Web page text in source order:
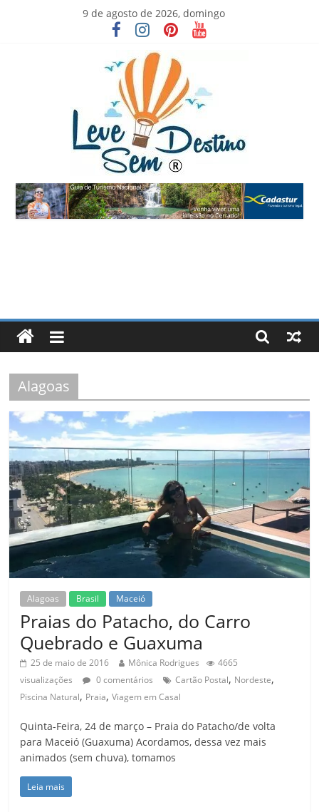
9 de agosto de 2026, domingo
Leve
Leve,
Seja
Alagoas
Alagoas Brasil Maceió
Praias do Patacho, do Carro
Quebrado e Guaxuma
25 de maio de 2016 Mônica Rodrigues
4665
visualizações
0 comentários Cartão Postal, Nordeste,
Piscina Natural, Praia,Viagem em Casal
Quinta-Feira, 24 de março – Praia do Patacho/de volta
para Maceió (Guaxuma) Acordamos, dessa vez mais
animados (sem chuva), tomamos
Leia mais